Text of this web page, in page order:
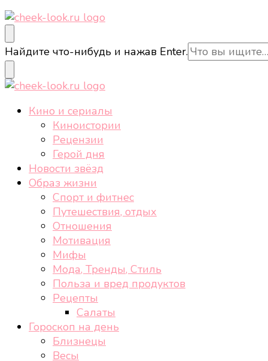
cheek-look.ru
Женский сайт о звездах и кино, а также трендах,
Ищите
что-
то?
Найдите что-нибудь и нажав Enter.
cheek-look.ru
Женский сайт о звездах и кино, а также трендах,
Кино и сериалы
Киноистории
Рецензии
Герой дня
Новости звёзд
Образ жизни
Спорт и фитнес
Путешествия, отдых
Отношения
Мотивация
Мифы
Мода, Тренды, Стиль
Польза и вред продуктов
Рецепты
Салаты
Гороскоп на день
Близнецы
Весы